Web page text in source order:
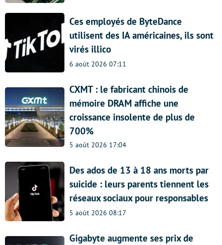
Ces employés de ByteDance
utilisent des IA américaines, ils sont
virés illico
6 août 2026 07:11
CXMT : le fabricant chinois de
mémoire DRAM affiche une
croissance insolente de plus de
700%
5 août 2026 17:04
Des ados de 13 à 18 ans morts par
suicide : leurs parents tiennent les
réseaux sociaux pour responsables
5 août 2026 08:17
Gigabyte augmente ses prix de